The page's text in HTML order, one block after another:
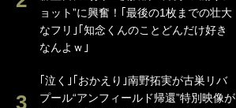
ョット”に興奮！｢最後の1枚までの壮大
なフリ｣｢知念くんのことどんだけ好き
なんよｗ｣
｢泣く｣｢おかえり｣南野拓実が古巣リバ
プール“アンフィールド帰還”特別映像が